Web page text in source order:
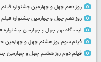
روز دهم چهل و چهارمین جشنواره
روز دهم چهل و چهارمین جشنواره
ایستگاه نهم چهل و چهارمین جشنواره
فیلم سوم روز هشتم چهل و چهارمین
فیلم دوم روز هشتم چهل و چهارمین